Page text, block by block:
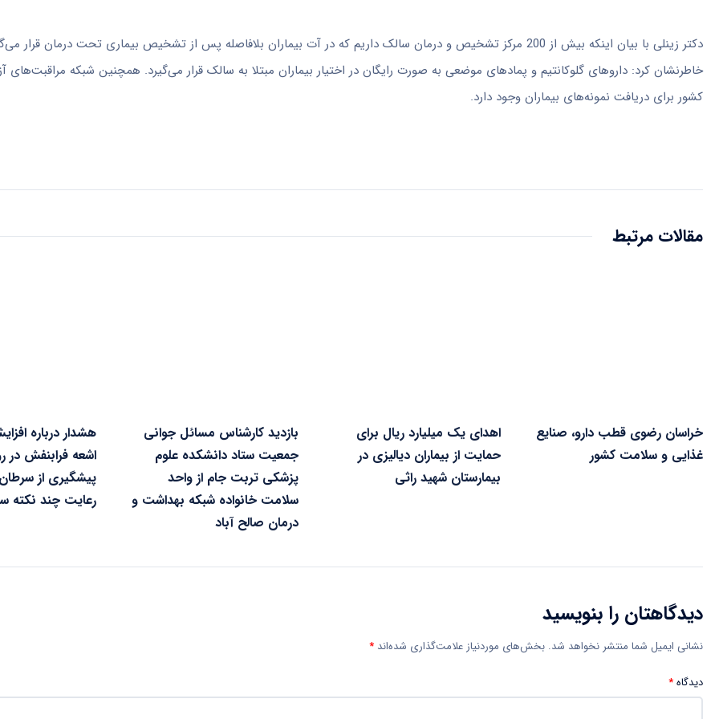
دکتر زینلی با بیان اینکه بیش از 200 مرکز تشخیص و درمان سالک داریم که در آت بیماران بلافاصله پس از تشخیص بیماری تحت درمان قرار
خاطرنشان کرد: داروهای گلوکانتیم و پمادهای موضعی به صورت رایگان در اختیار بیماران مبتلا به سالک قرار می‌گیرد. همچنین شبکه مراقبت‌های
کشور برای دریافت نمونه‌های بیماران وجود دارد.
مقالات مرتبط
خراسان رضوی قطب دارو، صنایع
غذایی و سلامت کشور
اهدای یک میلیارد ریال برای
حمایت از بیماران دیالیزی در
بیمارستان شهید راثی
بازدید کارشناس مسائل جوانی
جمعیت ستاد دانشکده علوم
پزشکی تربت جام از واحد
سلامت خانواده شبکه بهداشت و
درمان صالح آباد
هشدار درباره
اشعه فرابنفش در
پیشگیری از
رعایت چند نکته
دیدگاهتان را بنویسید
نشانی ایمیل شما منتشر نخواهد شد. بخش‌های موردنیاز علامت‌گذاری شده‌اند *
دیدگاه*